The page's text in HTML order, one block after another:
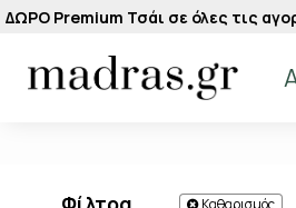
ΔΩΡΟ Premium Τσάι σε όλες τις
Καθαρισμός